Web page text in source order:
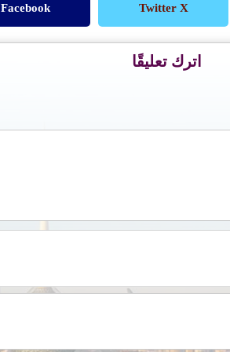
Twitter X
Facebook
اترك تعليقًا